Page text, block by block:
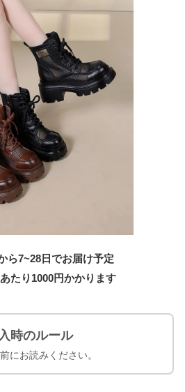
ら7~28日でお届け予定
たり 1000円かかります
時のルール
にお読みください。